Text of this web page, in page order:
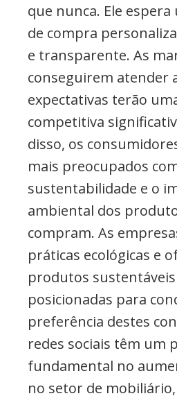
que nunca. Ele
de compra
e transparente. As
conseguirem atender
expectativas terão
competitiva
disso, os
mais preocupados
sustentabilidade e o
ambiental dos
compram. As
práticas ecológicas e
produtos
posicionadas para
preferência destes
redes sociais têm um
fundamental no
no setor de